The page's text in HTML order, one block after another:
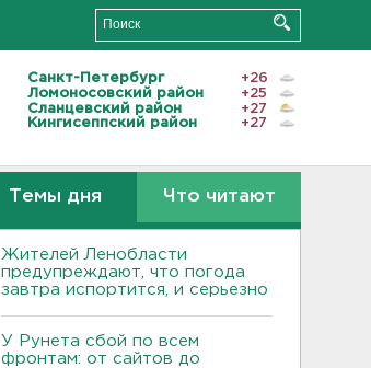
Санкт-Петербург
+26
Ломоносовский район
+25
Сланцевский район
+27
Кингисеппский район
+27
Темы дня Что читают
Жителей Ленобласти
предупреждают, что погода
завтра испортится, и серьезно
У Рунета сбой по всем
фронтам: от сайтов до